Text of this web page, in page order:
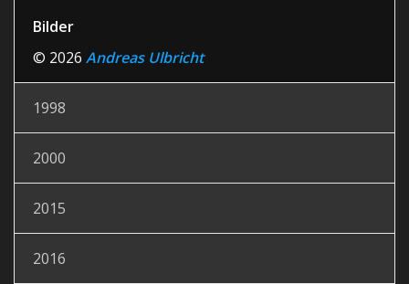
Bilder
© 2026 Andreas Ulbricht
1998
2000
2015
2016